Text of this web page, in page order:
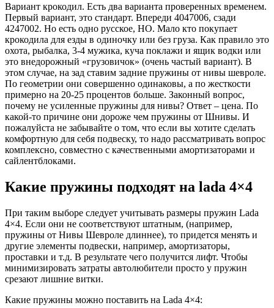
Вариант крокодил. Есть два варианта проверенных временем.
Первый вариант, это стандарт. Впереди 4047006, сзади
4247002. Но есть одно русское, НО. Мало кто покупает
крокодила для езды в одиночку или без груза. Как правило это
охота, рыбалка, 3-4 мужика, куча поклажи и ящик водки или
это внедорожный «грузовичок» (очень частый вариант). В
этом случае, на зад ставим задние пружины от нивы шевроле.
По геометрии они совершенно одинаковы, а по жесткости
примерно на 20-25 процентов больше. Законный вопрос,
почему не усиленные пружины для нивы? Ответ – цена. По
какой-то причине они дороже чем пружины от Шнивы. И
пожалуйста не забывайте о том, что если вы хотите сделать
комфортную для себя подвеску, то надо рассматривать вопрос
комплексно, совместно с качественными амортизаторами и
сайлентблоками.
Какие пружины подходят на lada 4×4
При таким выборе следует учитывать размеры пружин Lada
4×4. Если они не соответствуют штатным, (например,
пружины от Нивы Шевроле длиннее), то придется менять и
другие элементы подвески, например, амортизаторы,
проставки и т.д. В результате чего получится лифт. Чтобы
минимизировать затраты автолюбители просто у пружин
срезают лишние витки.
Какие пружины можно поставить на Lada 4×4: